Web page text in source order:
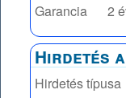
Garancia
2
Hirdetés
Hirdetés típusa